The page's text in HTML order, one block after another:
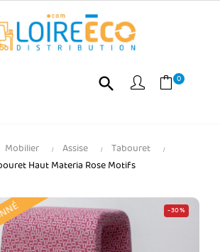
search 0
Mobilier Assise
Tabouret
Haut Materia Rose Motifs
-30%